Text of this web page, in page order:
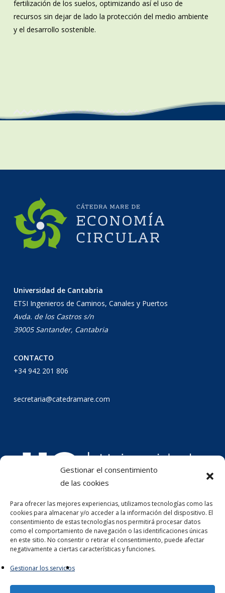
Gestionar el consentimiento
de las cookies
Para ofrecer las mejores experiencias, utilizamos tecnologías como las
cookies para almacenar y/o acceder a la información del dispositivo. El
consentimiento de estas tecnologías nos permitirá procesar datos
como el comportamiento de navegación o las identificaciones únicas
en este sitio. No consentir o retirar el consentimiento, puede afectar
negativamente a ciertas características y funciones.
Gestionar los servicios
fertilización de los suelos, optimizando así el uso de
recursos sin dejar de lado la protección del medio ambiente
y el desarrollo sostenible.
Universidad de Cantabria
ETSI Ingenieros de Caminos, Canales y Puertos
Avda. de los Castros s/n
39005 Santander, Cantabria
CONTACTO
+34 942 201 806
secretaria@catedramare.com